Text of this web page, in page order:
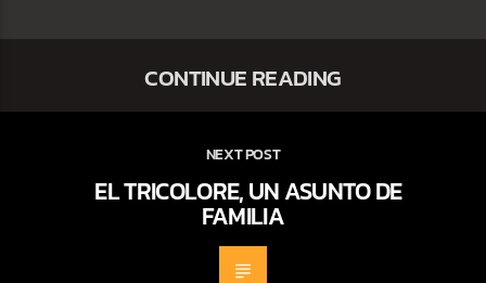
CONTINUE READING
NEXT POST
EL TRICOLORE, UN ASUNTO DE
FAMILIA